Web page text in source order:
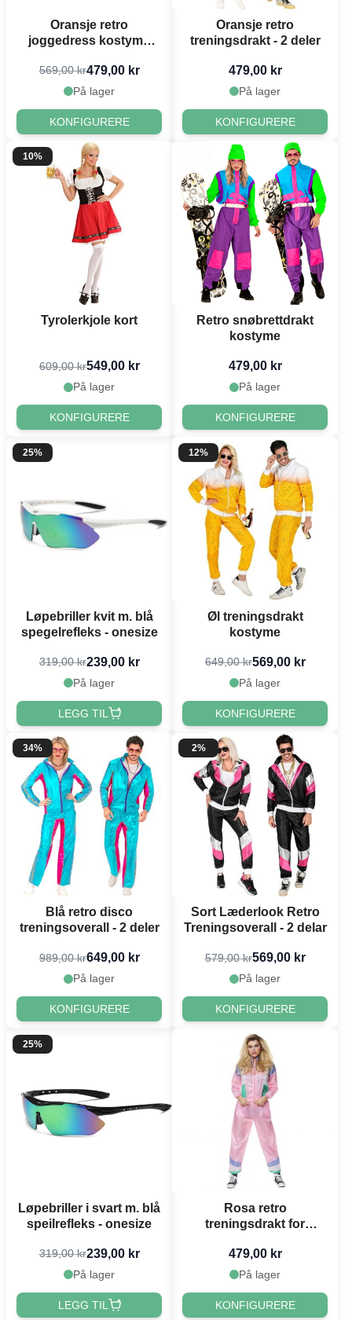
Oransje retro
joggedress kostyme
569,00 kr479,00 kr
På lager
KONFIGURERE
Oransje retro
treningsdrakt - 2 deler
479,00 kr
På lager
KONFIGURERE
10%
Tyrolerkjole kort
609,00 kr549,00 kr
På lager
KONFIGURERE
Retro snøbrettdrakt
kostyme
479,00 kr
På lager
KONFIGURERE
25%
Løpebriller kvit m. blå
spegelrefleks - onesize
319,00 kr239,00 kr
På lager
LEGG TIL
12%
Øl treningsdrakt
kostyme
649,00 kr569,00 kr
På lager
KONFIGURERE
34%
Blå retro disco
treningsoverall - 2 deler
989,00 kr649,00 kr
På lager
KONFIGURERE
2%
Sort Læderlook Retro
Treningsoverall - 2 delar
579,00 kr569,00 kr
På lager
KONFIGURERE
25%
Løpebriller i svart m. blå
speilrefleks - onesize
319,00 kr239,00 kr
På lager
LEGG TIL
Rosa retro
treningsdrakt for
479,00 kr
På lager
KONFIGURERE